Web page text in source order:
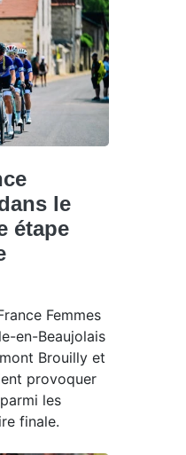
le
étape
Femmes
en-Beaujolais
Brouilly et
provoquer
les
finale.